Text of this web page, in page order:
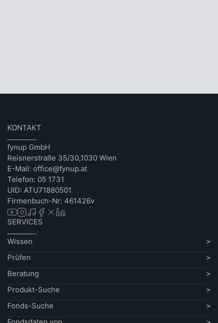
KONTAKT
fynup GmbH
Reisnerstraße 35/30,1030 Wien
E-Mail: office@fynup.at
Telefon: 05 1731
UID: ATU71880501
Firmenbuch-Nr: 461426v
SERVICES
Wissen
Prüfen
Beratung
Produkt-Suche
Fonds-Suche